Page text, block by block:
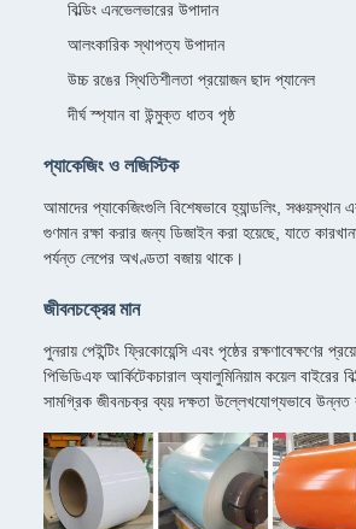
বিল্ডিং এনভেলভারের উপাদান
আলংকারিক স্থাপত্য উপাদান
উচ্চ রঙের স্থিতিশীলতা প্রয়োজন ছাদ প্যানেল
দীর্ঘ স্প্যান বা উন্মুক্ত ধাতব পৃষ্ঠ
প্যাকেজিং ও লজিস্টিক
আমাদের প্যাকেজিংগুলি বিশেষভাবে হ্যান্ডলিং, সঞ্চয়স্থান
গুণমান রক্ষা করার জন্য ডিজাইন করা হয়েছে, যাতে
পর্যন্ত লেপের অখণ্ডতা বজায় থাকে।
জীবনচক্রের মান
পুনরায় পেইন্টিং ফ্রিকোয়েন্সি এবং পৃষ্ঠের রক্ষণাবেক্ষণের
পিভিডিএফ আর্কিটেকচারাল অ্যালুমিনিয়াম কয়েল বাইরের
সামগ্রিক জীবনচক্র ব্যয় দক্ষতা উল্লেখযোগ্যভাবে উন্নত